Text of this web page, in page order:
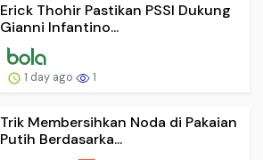
Erick Thohir Pastikan PSSI Dukung
Gianni Infantino...
1 day ago 1
Trik Membersihkan Noda di Pakaian
Putih Berdasarka...